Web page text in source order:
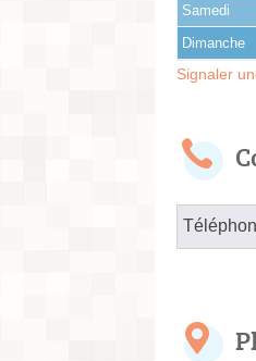
Samedi
Dimanche
Signaler